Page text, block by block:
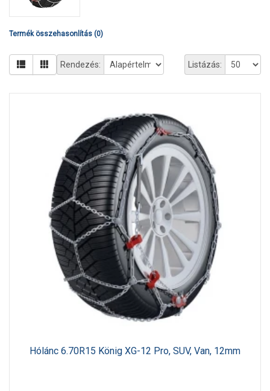
Termék összehasonlítás (0)
Listázás:
Rendezés:
Hólánc 6.70R15 König XG-12 Pro, SUV, Van, 12mm